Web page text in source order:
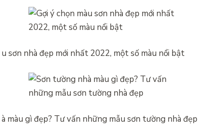
sơn nhà đẹp mới nhất 2022, một số màu nổi bật
màu gì đẹp? Tư vấn những mẫu sơn tường nhà đẹp